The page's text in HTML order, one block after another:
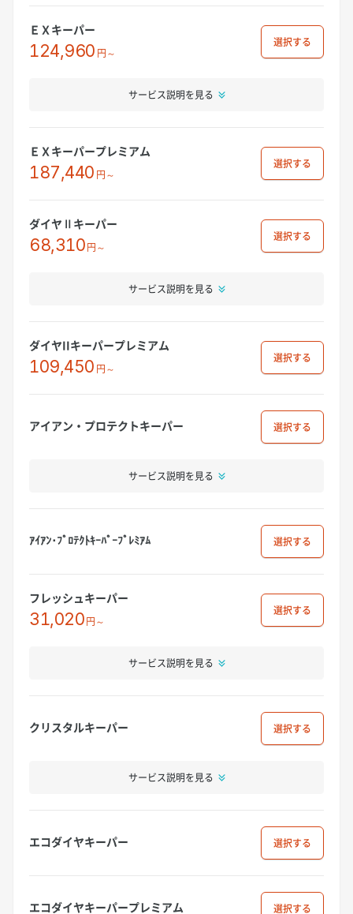
ＥＸキーパー
124,960 円～
選択
サービス説明を見る
ＥＸキーパープレミアム
187,440 円～
選択
ダイヤⅡキーパー
68,310円～
選択
サービス説明を見る
ダイヤIIキーパープレミアム
109,450 円～
選択
アイアン・プロテクトキーパー 選択
サービス説明を見る
ｱｲｱﾝ･ﾌﾟﾛﾃｸﾄｷｰﾊﾟｰﾌﾟﾚﾐｱﾑ 選択
フレッシュキーパー
31,020円～
選択
サービス説明を見る
クリスタルキーパー 選択
サービス説明を見る
エコダイヤキーパー 選択
エコダイヤキーパープレミアム 選択